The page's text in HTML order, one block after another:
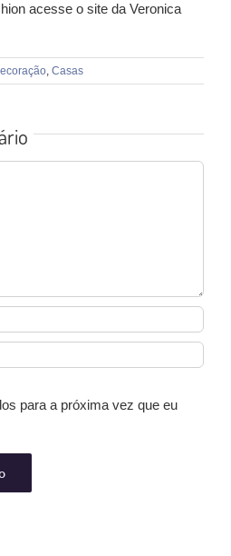
acesse o site da Veronica
, Casas
para a próxima vez que eu